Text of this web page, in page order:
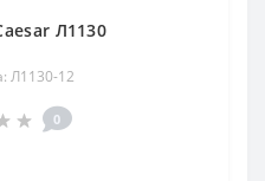
Л1130
Л1130-12
0